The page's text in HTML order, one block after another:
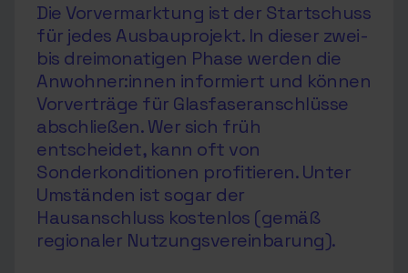
Die Vorvermarktung ist der Startschuss
für jedes Ausbauprojekt. In dieser zwei-
bis dreimonatigen Phase werden die
Anwohner:innen informiert und können
Vorverträge für Glasfaseranschlüsse
abschließen. Wer sich früh
entscheidet, kann oft von
Sonderkonditionen profitieren. Unter
Umständen ist sogar der
Hausanschluss kostenlos (gemäß
regionaler Nutzungsvereinbarung).